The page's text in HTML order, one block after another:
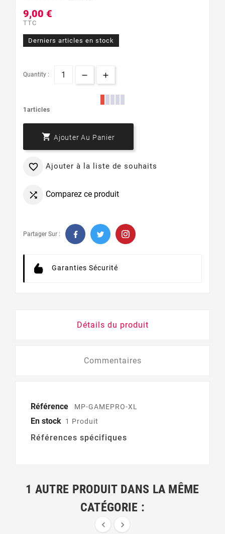
9,00 €
TTC
Derniers articles en stock
Quantity :
1articles
 Ajouter Au Panier
 Ajouter à la liste de souhaits
 Comparez ce produit
Partager Sur :
Garanties Sécurité
Détails du produit
Commentaires
Référence MP-GAMEPRO-XL
En stock 1 Produit
Références spécifiques
1 AUTRE PRODUIT DANS LA MÊME
CATÉGORIE :
 